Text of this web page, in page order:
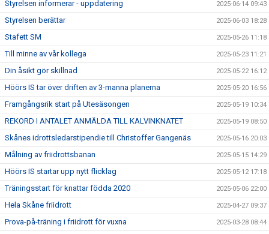
Styrelsen informerar - uppdatering 2025-06-14 09:43
Styrelsen berättar 2025-06-03 18:28
Stafett SM 2025-05-26 11:18
Till minne av vår kollega 2025-05-23 11:21
Din åsikt gör skillnad 2025-05-22 16:12
Höörs IS tar över driften av 3-manna planerna 2025-05-20 16:56
Framgångsrik start på Utesäsongen 2025-05-19 10:34
REKORD I ANTALET ANMÄLDA TILL KALVINKNATET 2025-05-19 08:50
Skånes idrottsledarstipendie till Christoffer Gangenäs 2025-05-16 20:03
Målning av friidrottsbanan 2025-05-15 14:29
Höörs IS startar upp nytt flicklag 2025-05-12 17:18
Träningsstart för knattar födda 2020 2025-05-06 22:00
Hela Skåne friidrott 2025-04-27 09:37
Prova-på-träning i friidrott för vuxna 2025-03-28 08:44